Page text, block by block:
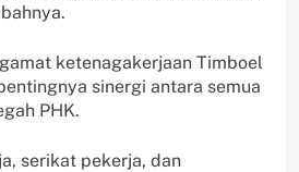
ketenagakerjaan Timboel
sinergi antara semua
PHK.
serikat pekerja, dan